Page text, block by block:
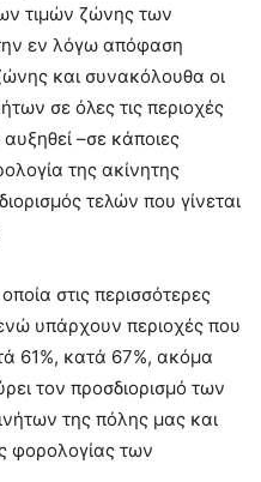
τιμών ζώνης των
εν λόγω απόφαση
και συνακόλουθα οι
σε όλες τις περιοχές
–σε κάποιες
της ακίνητης
τελών που γίνεται
στις περισσότερες
υπάρχουν περιοχές που
61%, κατά 67%, ακόμα
τον προσδιορισμό των
της πόλης μας και
φορολογίας των